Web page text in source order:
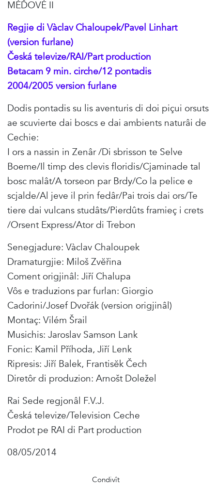
MÉĎOVÉ II
Regjie di Vàclav Chaloupek/Pavel Linhart
(version furlane)
Česká televize/RAI/Part production
Betacam 9 min. cirche/12 pontadis
2004/2005 version furlane
Dodis pontadis su lis aventuris di doi piçui orsuts
ae scuvierte dai boscs e dai ambients naturâi de
Cechie:
I ors a nassin in Zenâr /Di sbrisson te Selve
Boeme/Il timp des clevis floridis/Cjaminade tal
bosc malât/A torseon par Brdy/Co la pelice e
scjalde/Al jeve il prin fedâr/Pai trois dai ors/Te
tiere dai vulcans studâts/Pierdûts framieç i crets
/Orsent Express/Ator di Trebon
Senegjadure: Vàclav Chaloupek
Dramaturgjie: Miloš Zvĕřina
Coment origjinâl: Jiří Chalupa
Vôs e traduzions par furlan: Giorgio
Cadorini/Josef Dvořák (version origjinâl)
Montaç: Vilém Šrail
Musichis: Jaroslav Samson Lank
Fonic: Kamil Příhoda, Jiří Lenk
Ripresis: Jiří Balek, Frantisĕk Čech
Diretôr di produzion: Arnošt Doležel
Rai Sede regjonâl F.V.J.
Česká televize/Television Ceche
Prodot pe RAI di Part production
08/05/2014
Condivît